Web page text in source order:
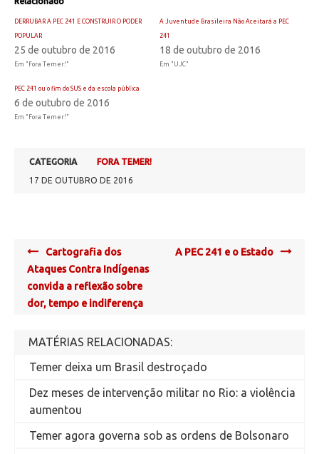
DERRUBAR A PEC 241 E CONSTRUIR O PODER
POPULAR
25 de outubro de 2016
Em "Fora Temer!"
A Juventude Brasileira Não Aceitará a PEC
241
18 de outubro de 2016
Em "UJC"
PEC 241 ou o fim do SUS e da escola pública
6 de outubro de 2016
Em "Fora Temer!"
CATEGORIA
FORA TEMER!
17 DE OUTUBRO DE 2016
Post
navigation
Cartografia dos
Ataques Contra Indígenas
convida a reflexão sobre
dor, tempo e indiferença
A PEC 241 e o Estado
MATÉRIAS RELACIONADAS:
Temer deixa um Brasil destroçado
Dez meses de intervenção militar no Rio: a violência
aumentou
Temer agora governa sob as ordens de Bolsonaro